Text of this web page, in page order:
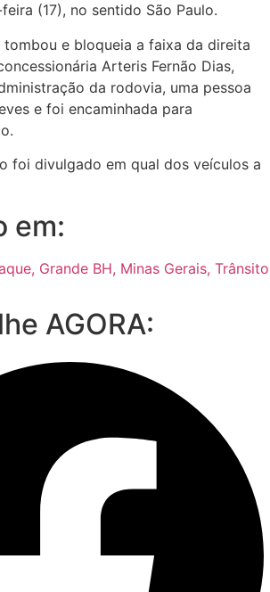
(17), no sentido São Paulo.
tombou e bloqueia a faixa da direita
Arteris Fernão Dias,
da rodovia, uma pessoa
e foi encaminhada para
foi divulgado em qual dos veículos a
em:
, Grande BH, Minas Gerais, Trânsito
AGORA: